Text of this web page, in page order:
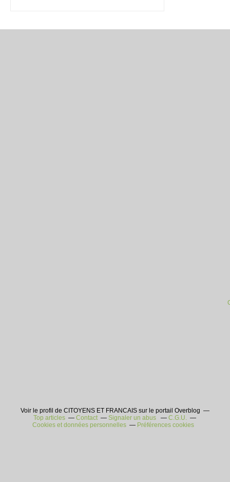
Voir le profil de CITOYENS ET FRANCAIS sur le portail Overblog
Top articles
Contact Signaler un abus
C.G.U.
Cookies et données personnelles
Préférences cookies